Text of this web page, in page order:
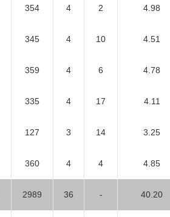
354 4 2 4.98
345 4 10 4.51
359 4 6 4.78
335 4 17 4.11
127 3 14 3.25
360 4 4 4.85
2989 36 - 40.20